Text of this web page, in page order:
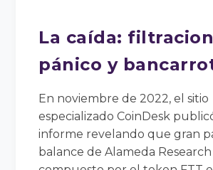
La caída:
pánico y
En noviembre de 2022, el sitio
especializado CoinDesk
informe revelando que gran
balance de Alameda